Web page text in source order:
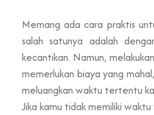
Memang ada cara praktis
salah satunya adalah
kecantikan. Namun,
memerlukan biaya yang
meluangkan waktu tertentu
Jika kamu tidak memiliki